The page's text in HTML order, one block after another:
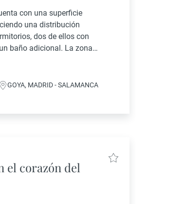
con una superficie
una distribución
dos de ellos con
baño adicional. La zona
GOYA, MADRID - SALAMANCA
el corazón del